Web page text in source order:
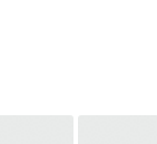
目就上星辰影